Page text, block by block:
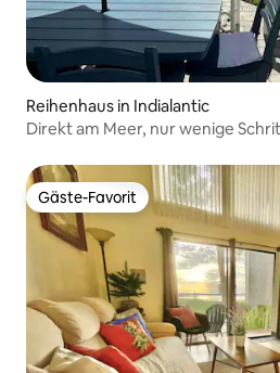
Reihenhaus in Indialantic
Direkt am Meer, nur wenige
Gäste-Favorit
Gäste-Favorit